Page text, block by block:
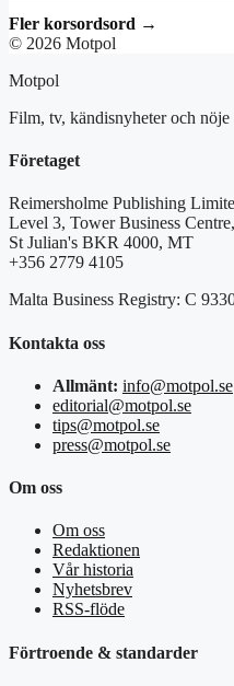
Fler korsordsord →
© 2026 Motpol
Motpol
Film, tv, kändisnyheter och nöje
Företaget
Reimersholme Publishing
Level 3, Tower Business
St Julian's BKR 4000, MT
+356 2779 4105
Malta Business Registry: C
Kontakta oss
Allmänt: info@motpol.se
editorial@motpol.se
tips@motpol.se
press@motpol.se
Om oss
Om oss
Redaktionen
Vår historia
Nyhetsbrev
RSS-flöde
Förtroende & standarder